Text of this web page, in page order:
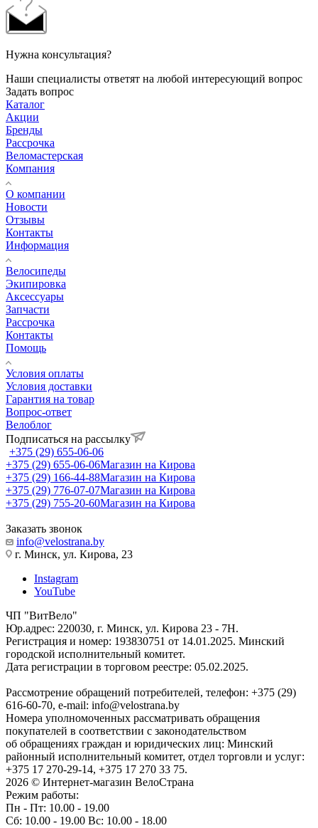
Нужна консультация?
Наши специалисты ответят на любой интересующий вопрос
Задать вопрос
Каталог
Акции
Бренды
Рассрочка
Веломастерская
Компания
О компании
Новости
Отзывы
Контакты
Информация
Велосипеды
Экипировка
Аксессуары
Запчасти
Рассрочка
Контакты
Помощь
Условия оплаты
Условия доставки
Гарантия на товар
Вопрос-ответ
Велоблог
Подписаться на рассылку
+375 (29) 655-06-06
+375 (29) 655-06-06Магазин на Кирова
+375 (29) 166-44-88Магазин на Кирова
+375 (29) 776-07-07Магазин на Кирова
+375 (29) 755-20-60Магазин на Кирова
Заказать звонок
info@velostrana.by
г. Минск, ул. Кирова, 23
Instagram
YouTube
ЧП "ВитВело"
Юр.адрес: 220030, г. Минск, ул. Кирова 23 - 7Н.
Регистрация и номер: 193830751 от 14.01.2025. Минский
городской исполнительный комитет.
Дата регистрации в торговом реестре: 05.02.2025.
Рассмотрение обращений потребителей, телефон: +375 (29)
616-60-70, e-mail: info@velostrana.by
Номера уполномоченных рассматривать обращения
покупателей в соответствии с законодательством
об обращениях граждан и юридических лиц: Минский
районный исполнительный комитет, отдел торговли и услуг:
+375 17 270-29-14, +375 17 270 33 75.
2026 © Интернет-магазин ВелоСтрана
Режим работы:
Пн - Пт: 10.00 - 19.00
Сб: 10.00 - 19.00 Вс: 10.00 - 18.00